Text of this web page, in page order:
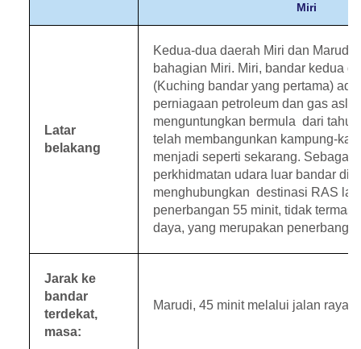
Miri
Latar
belakang
Kedua-dua daerah Miri dan Marudi
bahagian Miri. Miri, bandar kedua
(Kuching bandar yang pertama)
perniagaan petroleum dan gas asli
menguntungkan bermula dari
telah membangunkan kampung-
menjadi seperti sekarang. Sebagai
perkhidmatan udara luar bandar di
menghubungkan destinasi RAS
penerbangan 55 minit, tidak
daya, yang merupakan
Jarak ke
bandar
terdekat,
masa:
Marudi, 45 minit melalui jalan raya